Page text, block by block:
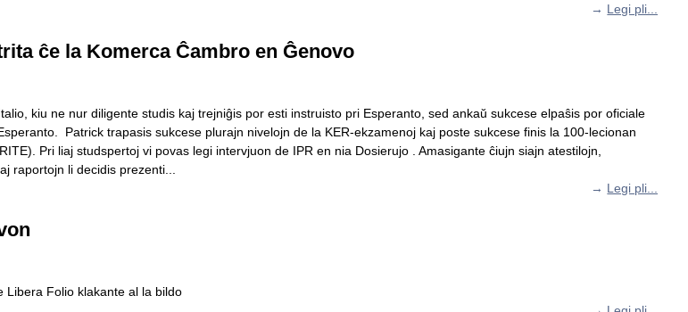
→ Legi pli...
ĉe la Komerca Ĉambro en Ĝenovo
kiu ne nur diligente studis kaj trejniĝis por esti instruisto pri Esperanto, sed ankaŭ sukcese elpaŝis por oficiale
Patrick trapasis sukcese plurajn nivelojn de la KER-ekzamenoj kaj poste sukcese finis la 100-lecionan
Pri liaj studspertoj vi povas legi intervjuon de IPR en nia Dosierujo . Amasigante ĉiujn siajn atestilojn,
raportojn li decidis prezenti...
→ Legi pli...
Libera Folio klakante al la bildo